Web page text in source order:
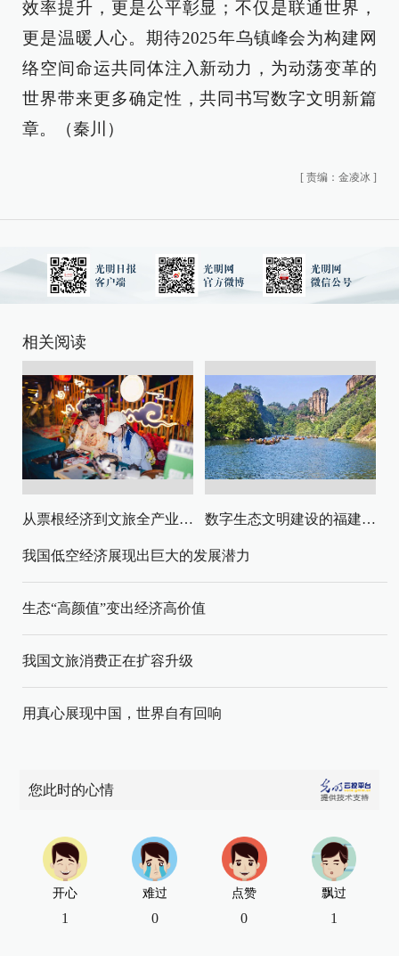
效率提升，更是公平彰显；不仅是联通世界，
更是温暖人心。期待2025年乌镇峰会为构建网
络空间命运共同体注入新动力，为动荡变革的
世界带来更多确定性，共同书写数字文明新篇
章。（秦川）
[ 责编：金凌冰 ]
相关阅读
从票根经济到文旅全产业链升级 数字生态文明建设的福建路径与启示
我国低空经济展现出巨大的发展潜力
生态“高颜值”变出经济高价值
我国文旅消费正在扩容升级
用真心展现中国，世界自有回响
您此时的心情
开心
1
难过
0
点赞
0
飘过
1